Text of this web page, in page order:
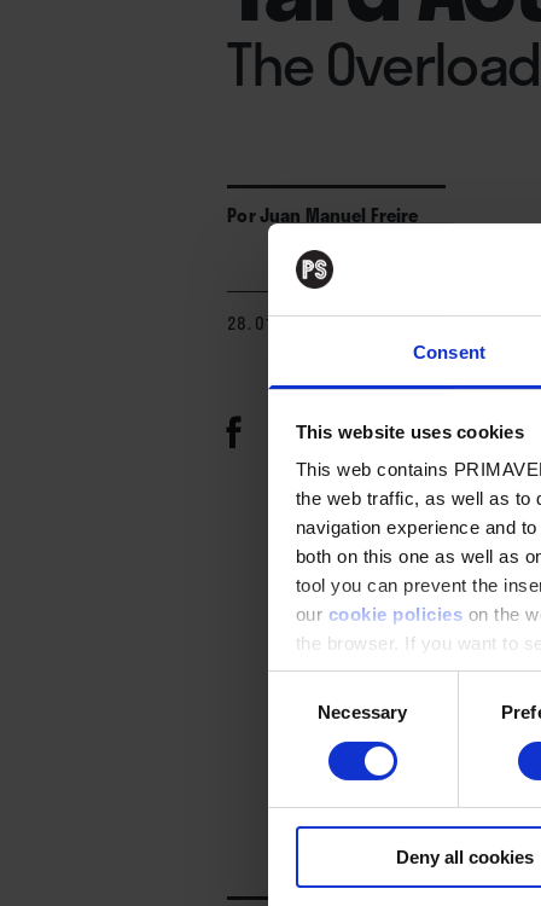
Consent
This website uses cookies
This web contains
the web traffic, as well as to
navigation experience and
both on this one as well as
tool you can prevent the
our cookie policies on the
the browser. If you want to
appear again
SelectionNecessary
Deny all cookies
The Overload
PorJuan Manuel Freire
28. 01. 2022